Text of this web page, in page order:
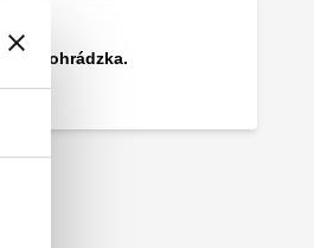
ohrádzka.